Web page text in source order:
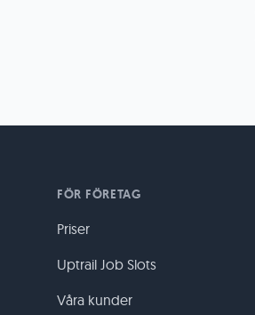
FÖR FÖRETAG
Priser
Uptrail Job Slots
Våra kunder